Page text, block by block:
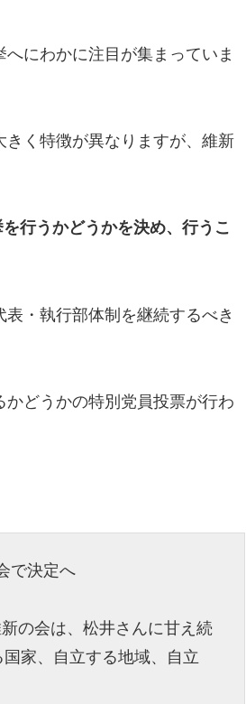
にわかに注目が集まっていま
く特徴が異なりますが、維新
行うかどうかを決め、行うこ
・執行部体制を継続するべき
どうかの特別党員投票が行わ
で決定へ
の会は、松井さんに甘え続
家、自立する地域、自立